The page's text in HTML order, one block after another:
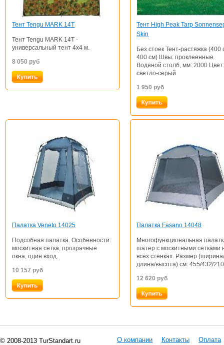
Тент Tengu MARK 14T
Тент Tengu MARK 14T -
универсальный тент 4х4 м.
8 050 руб
Тент High Peak Tarp
Skin
Без стоек Тент-растяжка (400
400 см) Швы: проклеенные
Водяной столб, мм: 2000
светло-серый
1 950 руб
Палатка Veneto 14025
Подсобная палатка. Особенности:
москитная сетка, прозрачные
окна, один вход.
10 157 руб
Палатка Fasano 14048
Многофункциональная
шатер с москитными сетками
всех стенках. Размер
длина/высота) см: 455/432/210
12 620 руб
© 2008-2013 TurStandart.ru О компании Контакты Оплата